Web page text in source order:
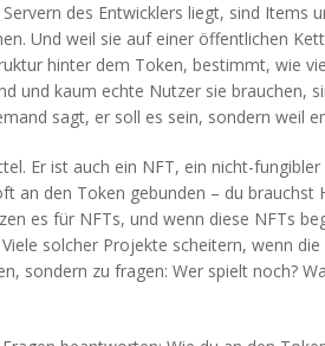
des Entwicklers liegt, sind
Und weil sie auf einer öffentlichen
hinter dem Token, bestimmt, wie
und kaum echte Nutzer sie brauchen,
sagt, er soll es sein, sondern weil
Er ist auch ein NFT, ein nicht-
an den Token gebunden – du
es für NFTs, und wenn diese NFTs
solcher Projekte scheitern, wenn
sondern zu fragen: Wer spielt noch?